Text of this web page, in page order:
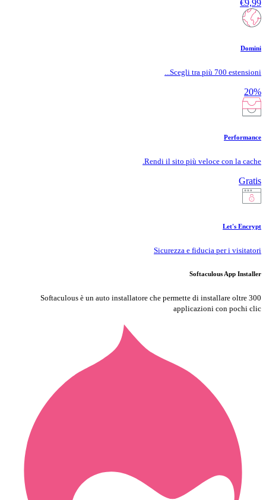
€9,99
Domini
Scegli tra più 700 estensioni...
20%
Performance
Rendi il sito più veloce con la cache.
Gratis
Let's Encrypt
Sicurezza e fiducia per i visitatori
Softaculous App Installer
Softaculous è un auto installatore che permette di installare oltre 300
applicazioni con pochi clic